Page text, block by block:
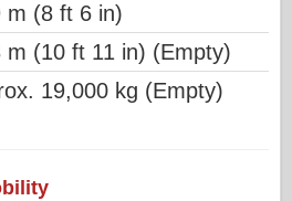
m (8 ft 6 in)
m (10 ft 11 in) (Empty)
19,000 kg (Empty)